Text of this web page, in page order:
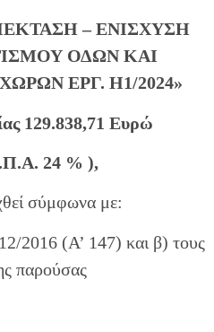
– ΕΝΙΣΧΥΣΗ
ΟΔΩΝ ΚΑΙ
ΕΡΓ. Η1/2024»
129.838,71 Ευρώ
24 % ),
σύμφωνα με:
2016 (Α’ 147) και β) τους
παρούσας